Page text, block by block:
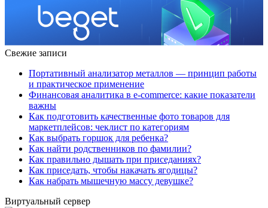
Свежие записи
Портативный анализатор металлов — принцип работы
и практическое применение
Финансовая аналитика в e-commerce: какие показатели
важны
Как подготовить качественные фото товаров для
маркетплейсов: чеклист по категориям
Как выбрать горшок для ребенка?
Как найти родственников по фамилии?
Как правильно дышать при приседаниях?
Как приседать, чтобы накачать ягодицы?
Как набрать мышечную массу девушке?
Виртуальный сервер